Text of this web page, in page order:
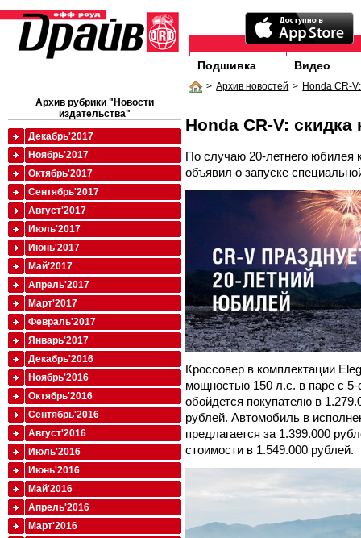
Подшивка Видео
> Архив новостей > Honda CR-
Honda CR-V: скидка
По случаю 20-летнего юбилея
объявил о запуске
Кроссовер в комплектации
мощностью 150 л.с. в паре с 5-
обойдется покупателю в
рублей. Автомобиль в
предлагается за 1.399.000
стоимости в 1.549.000 рублей.
Архив рубрики "Новости
издательства"
Декабрь'2017
Ноябрь'2017
Октябрь'2017
Сентябрь'2017
Август'2017
Июль'2017
Июнь'2017
Май'2017
Апрель'2017
Март'2017
Февраль'2017
Январь'2017
Декабрь'2016
Ноябрь'2016
Октябрь'2016
Сентябрь'2016
Август'2016
Июль'2016
Июнь'2016
Май'2016
Апрель'2016
Март'2016